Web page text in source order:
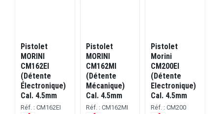
Pistolet
MORINI
CM162EI
(Détente
Électronique)
Cal. 4.5mm
Réf. : CM162EI
Pistolet
MORINI
CM162MI
(Détente
Mécanique)
Cal. 4.5mm
Réf. : CM162MI
Pistolet
Morini
CM200EI
(Détente
Electronique)
Cal. 4.5mm
Réf. : CM200